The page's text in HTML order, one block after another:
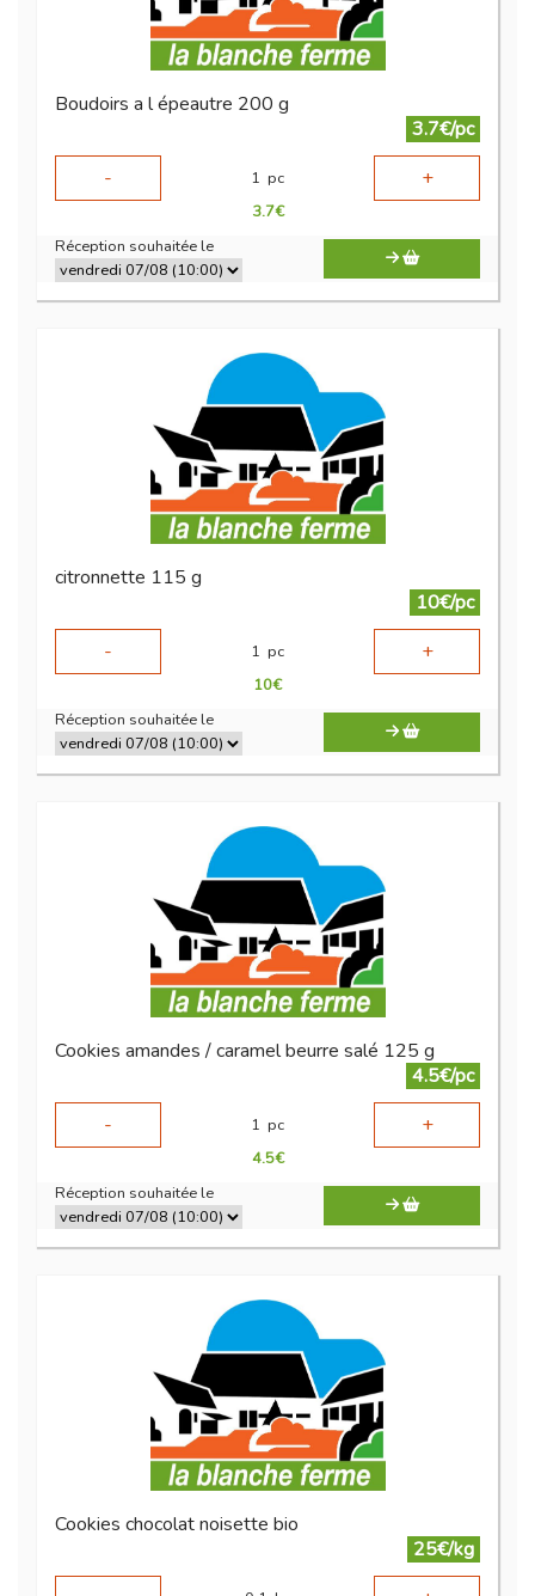
Boudoirs a l épeautre 200 g
3.7€/pc
-
1 pc +
3.7€
Réception souhaitée le
citronnette 115 g
10€/pc
-
1 pc +
10€
Réception souhaitée le
Cookies amandes / caramel beurre salé 125 g
4.5€/pc
-
1 pc +
4.5€
Réception souhaitée le
Cookies chocolat noisette bio
25€/kg